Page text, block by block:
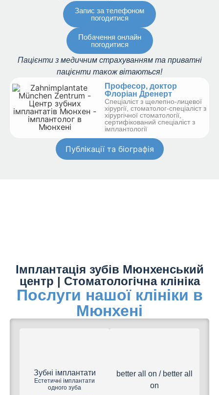
Запис за телефоном
погодитися
Побачення онлайн
погодитися
Пацієнти з медичним страхуванням та приватні
пацієнти також вітаються!
Професор, доктор
Флоріан Дренерт
Спеціаліст з щелепно-лицевої
хірургії, стоматолог-спеціаліст з
хірургічної стоматології,
сертифікований спеціаліст з
імплантології
Публікації та біографія
Імплантація зубів Мюнхенський
центр | Стоматологічна клініка
Послуги нашої клініки в
Мюнхені
Зубні імплантати
Естетичні імплантати
одного зуба
better all on / better all
on